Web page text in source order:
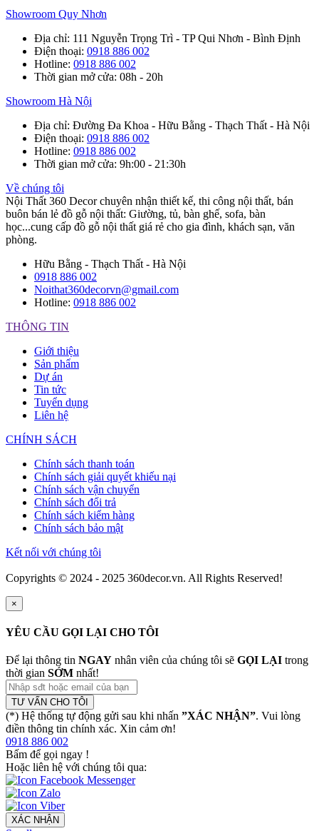
Showroom Quy Nhơn
Địa chỉ: 111 Nguyễn Trọng Trì - TP Qui Nhơn - Bình Định
Điện thoại: 0918 886 002
Hotline: 0918 886 002
Thời gian mở cửa: 08h - 20h
Showroom Hà Nội
Địa chỉ: Đường Đa Khoa - Hữu Bằng - Thạch Thất - Hà Nội
Điện thoại: 0918 886 002
Hotline: 0918 886 002
Thời gian mở cửa: 9h:00 - 21:30h
Về chúng tôi
Nội Thất 360 Decor chuyên nhận thiết kế, thi công nội thất, bán
buôn bán lẻ đồ gỗ nội thất: Giường, tủ, bàn ghế, sofa, bàn
học...cung cấp đồ gỗ nội thất giá rẻ cho gia đình, khách sạn, văn
phòng.
Hữu Bằng - Thạch Thất - Hà Nội
0918 886 002
Noithat360decorvn@gmail.com
Hotline: 0918 886 002
THÔNG TIN
Giới thiệu
Sản phẩm
Dự án
Tin tức
Tuyển dụng
Liên hệ
CHÍNH SÁCH
Chính sách thanh toán
Chính sách giải quyết khiếu nại
Chính sách vận chuyển
Chính sách đổi trả
Chính sách kiểm hàng
Chính sách bảo mật
Kết nối với chúng tôi
Copyrights © 2024 - 2025 360decor.vn. All Rights Reserved!
×
YÊU CẦU GỌI LẠI CHO TÔI
Để lại thông tin NGAY nhân viên của chúng tôi sẽ GỌI LẠI trong
thời gian SỚM nhất!
TƯ VẤN CHO TÔI
(*) Hệ thống tự động gửi sau khi nhấn ”XÁC NHẬN”. Vui lòng
điền thông tin chính xác. Xin cảm ơn!
0918 886 002
Bấm để gọi ngay !
Hoặc liên hệ với chúng tôi qua:
XÁC NHẬN